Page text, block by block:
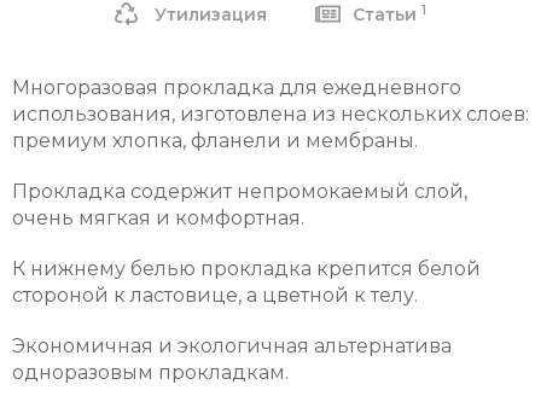
Утилизация
Статьи 1
Многоразовая прокладка для ежедневного
использования, изготовлена из нескольких слоев:
премиум хлопка, фланели и мембраны.
Прокладка содержит непромокаемый слой,
очень мягкая и комфортная.
К нижнему белью прокладка крепится белой
стороной к ластовице, а цветной к телу.
Экономичная и экологичная альтернатива
одноразовым прокладкам.